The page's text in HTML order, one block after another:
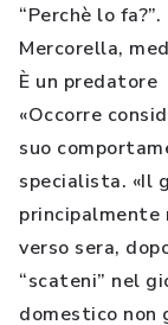
“Perchè lo
Mercorella,
È un predatore
«Occorre
suo
specialista. «Il
principalmente
verso sera,
“scateni” nel
domestico non